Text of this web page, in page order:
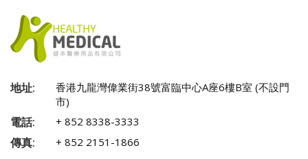
地址:
香港九龍灣偉業街38號富臨中心A座6樓B室 (不設門
市)
電話: + 852 8338-3333
傳真: + 852 2151-1866